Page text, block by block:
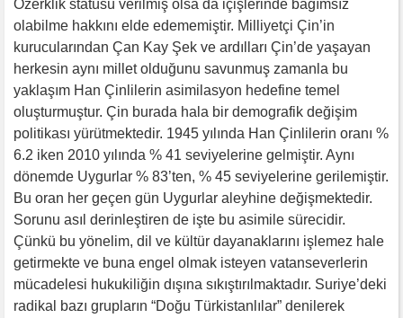
Özerklik statüsü verilmiş olsa da içişlerinde bağımsız
olabilme hakkını elde edememiştir. Milliyetçi Çin’in
kurucularından Çan Kay Şek ve ardılları Çin’de yaşayan
herkesin aynı millet olduğunu savunmuş zamanla bu
yaklaşım Han Çinlilerin asimilasyon hedefine temel
oluşturmuştur. Çin burada hala bir demografik değişim
politikası yürütmektedir. 1945 yılında Han Çinlilerin oranı %
6.2 iken 2010 yılında % 41 seviyelerine gelmiştir. Aynı
dönemde Uygurlar % 83’ten, % 45 seviyelerine gerilemiştir.
Bu oran her geçen gün Uygurlar aleyhine değişmektedir.
Sorunu asıl derinleştiren de işte bu asimile sürecidir.
Çünkü bu yönelim, dil ve kültür dayanaklarını işlemez hale
getirmekte ve buna engel olmak isteyen vatanseverlerin
mücadelesi hukukiliğin dışına sıkıştırılmaktadır. Suriye’deki
radikal bazı grupların “Doğu Türkistanlılar” denilerek